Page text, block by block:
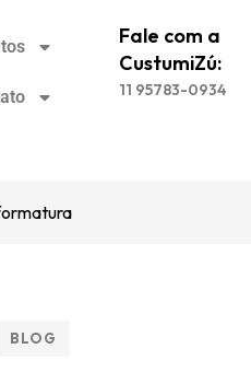
Fale com a
CustumiZú:
11 95783-0934
BLOG